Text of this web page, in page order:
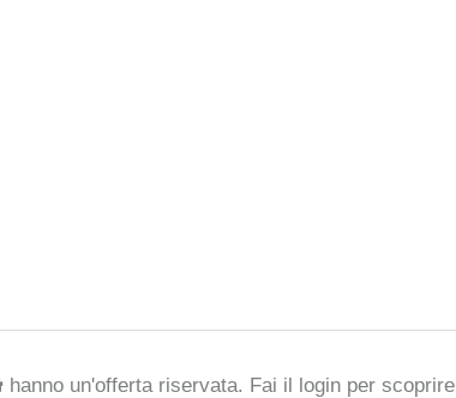
hanno un'offerta riservata. Fai il login per scoprire